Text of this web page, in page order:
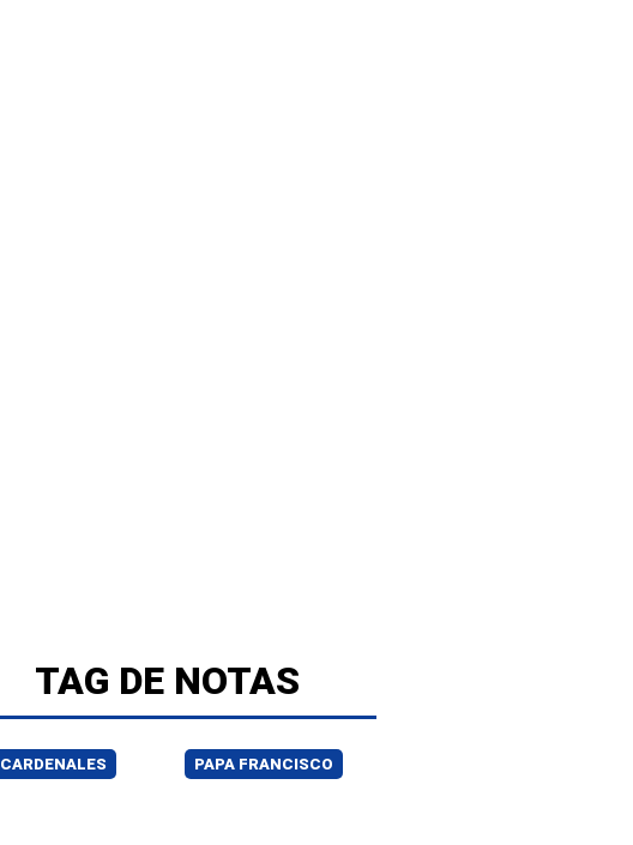
TAG DE NOTAS
CARDENALES PAPA FRANCISCO